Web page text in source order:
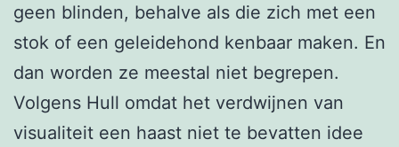
geen blinden, behalve als die zich met een
stok of een geleidehond kenbaar maken. En
dan worden ze meestal niet begrepen.
Volgens Hull omdat het verdwijnen van
visualiteit een haast niet te bevatten idee